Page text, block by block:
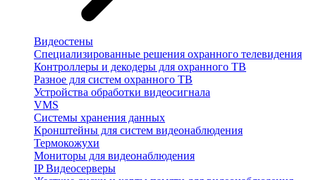
Видеостены
Специализированные решения охранного телевидения
Контроллеры и декодеры для охранного ТВ
Разное для систем охранного ТВ
Устройства обработки видеосигнала
VMS
Системы хранения данных
Кронштейны для систем видеонаблюдения
Термокожухи
Мониторы для видеонаблюдения
IP Видеосерверы